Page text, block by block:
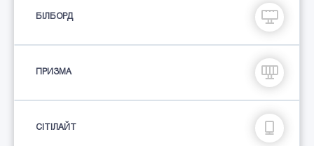
БІЛБОРД
ПРИЗМА
СIТIЛАЙТ